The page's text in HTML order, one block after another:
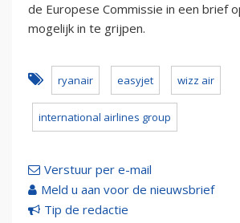
de Europese Commissie in een brief
mogelijk in te grijpen.
ryanair easyjet wizz air
international airlines group
Verstuur per e-mail
Meld u aan voor de nieuwsbrief
Tip de redactie